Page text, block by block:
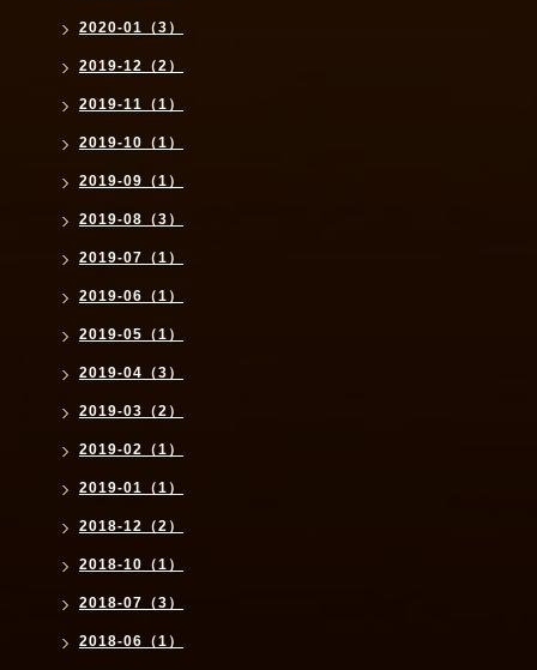
2020-01（3）
2019-12（2）
2019-11（1）
2019-10（1）
2019-09（1）
2019-08（3）
2019-07（1）
2019-06（1）
2019-05（1）
2019-04（3）
2019-03（2）
2019-02（1）
2019-01（1）
2018-12（2）
2018-10（1）
2018-07（3）
2018-06（1）